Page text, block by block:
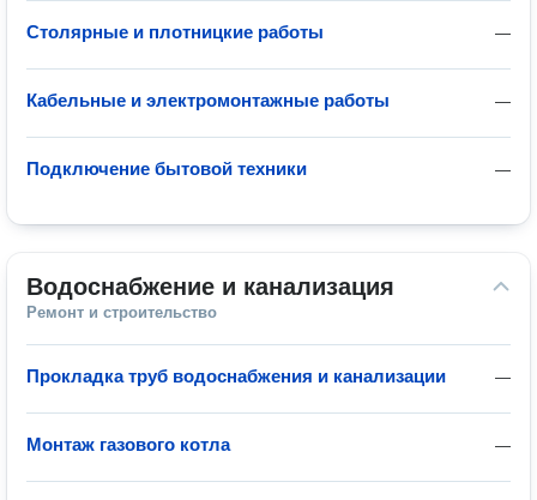
—
Столярные и плотницкие работы
—
Кабельные и электромонтажные работы
—
Подключение бытовой техники
Водоснабжение и канализация
Ремонт и строительство
—
Прокладка труб водоснабжения и канализации
—
Монтаж газового котла